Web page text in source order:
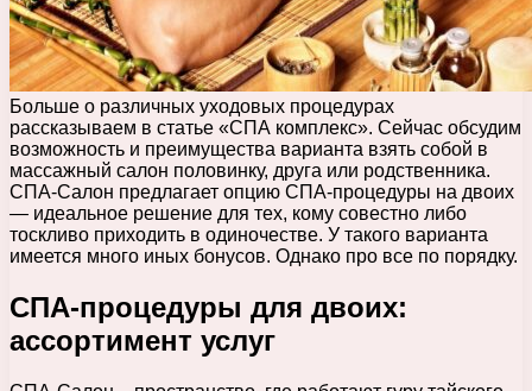
Больше о различных уходовых процедурах
рассказываем в статье «СПА комплекс». Сейчас обсудим
возможность и преимущества варианта взять собой в
массажный салон половинку, друга или родственника.
СПА-Салон предлагает опцию СПА-процедуры на двоих
— идеальное решение для тех, кому совестно либо
тоскливо приходить в одиночестве. У такого варианта
имеется много иных бонусов. Однако про все по порядку.
СПА-процедуры для двоих:
ассортимент услуг